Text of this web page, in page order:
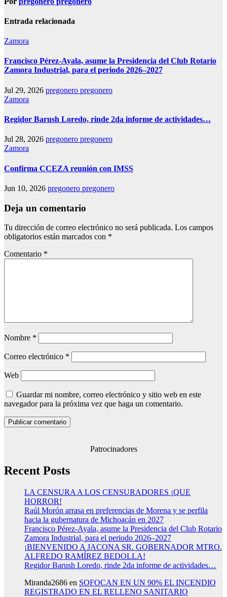
Entrada relacionada
Zamora
Francisco Pérez-Ayala, asume la Presidencia del Club Rotario
Zamora Industrial, para el periodo 2026–2027
Jul 29, 2026 pregonero pregonero
Zamora
Regidor Barush Loredo, rinde 2da informe de actividades…
Jul 28, 2026 pregonero pregonero
Zamora
Confirma CCEZA reunión con IMSS
Jun 10, 2026 pregonero pregonero
Deja un comentario
Tu dirección de correo electrónico no será publicada. Los campos
obligatorios están marcados con *
Comentario *
Nombre *
Correo electrónico *
Web
Guardar mi nombre, correo electrónico y sitio web en este
navegador para la próxima vez que haga un comentario.
Patrocinadores
Recent Posts
LA CENSURA A LOS CENSURADORES ¡QUE
HORROR!
Raúl Morón arrasa en preferencias de Morena y se perfila
hacia la gubernatura de Michoacán en 2027
Francisco Pérez-Ayala, asume la Presidencia del Club Rotario
Zamora Industrial, para el periodo 2026–2027
¡BIENVENIDO A JACONA SR. GOBERNADOR MTRO.
ALFREDO RAMÍREZ BEDOLLA!
Regidor Barush Loredo, rinde 2da informe de actividades…
Miranda2686 en SOFOCAN EN UN 90% EL INCENDIO
REGISTRADO EN EL RELLENO SANITARIO